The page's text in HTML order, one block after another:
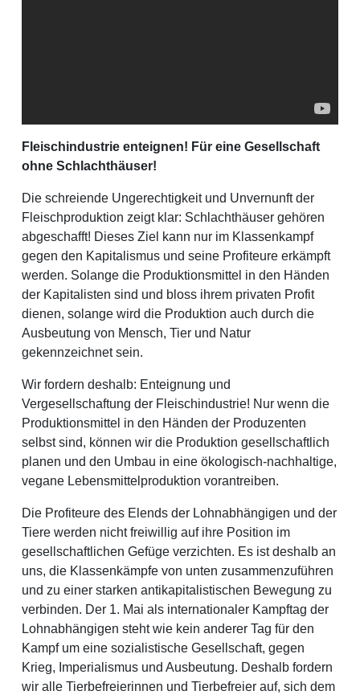
Fleischindustrie enteignen! Für eine Gesellschaft
ohne Schlachthäuser!
Die schreiende Ungerechtigkeit und Unvernunft der
Fleischproduktion zeigt klar: Schlachthäuser gehören
abgeschafft! Dieses Ziel kann nur im Klassenkampf
gegen den Kapitalismus und seine Profiteure erkämpft
werden. Solange die Produktionsmittel in den Händen
der Kapitalisten sind und bloss ihrem privaten Profit
dienen, solange wird die Produktion auch durch die
Ausbeutung von Mensch, Tier und Natur
gekennzeichnet sein.
Wir fordern deshalb: Enteignung und
Vergesellschaftung der Fleischindustrie! Nur wenn die
Produktionsmittel in den Händen der Produzenten
selbst sind, können wir die Produktion gesellschaftlich
planen und den Umbau in eine ökologisch-nachhaltige,
vegane Lebensmittelproduktion vorantreiben.
Die Profiteure des Elends der Lohnabhängigen und der
Tiere werden nicht freiwillig auf ihre Position im
gesellschaftlichen Gefüge verzichten. Es ist deshalb an
uns, die Klassenkämpfe von unten zusammenzuführen
und zu einer starken antikapitalistischen Bewegung zu
verbinden. Der 1. Mai als internationaler Kampftag der
Lohnabhängigen steht wie kein anderer Tag für den
Kampf um eine sozialistische Gesellschaft, gegen
Krieg, Imperialismus und Ausbeutung. Deshalb fordern
wir alle Tierbefreierinnen und Tierbefreier auf, sich dem